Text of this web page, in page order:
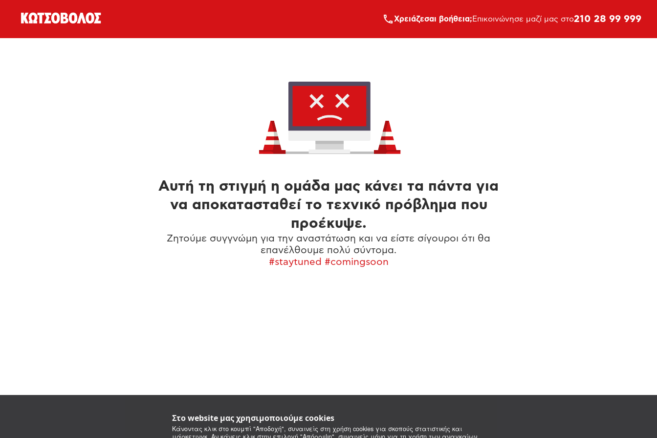
Στο website μας χρησιμοποιούμε cookies
Κάνοντας κλικ στο κουμπί "Αποδοχή", συναινείς στη χρήση cookies για σκοπούς στατιστικής και
Xρειάζεσαι βοήθεια; Επικοινώνησε μαζί μας στο210 28 99 999
Αυτή τη στιγμή η ομάδα μας κάνει τα πάντα για
να αποκατασταθεί το τεχνικό πρόβλημα που
προέκυψε.
Ζητούμε συγγνώμη για την αναστάτωση και να είστε σίγουροι ότι θα
επανέλθουμε πολύ σύντομα.
#staytuned #comingsoon